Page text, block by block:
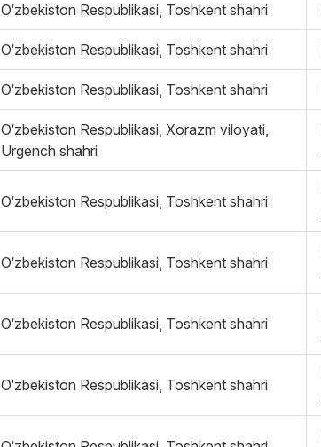
O‘zbekiston Respublikasi, Toshkent shahri
O‘zbekiston Respublikasi, Toshkent shahri
O‘zbekiston Respublikasi, Toshkent shahri
O‘zbekiston Respublikasi, Xorazm viloyati,
Urgench shahri
O‘zbekiston Respublikasi, Toshkent shahri
O‘zbekiston Respublikasi, Toshkent shahri
O‘zbekiston Respublikasi, Toshkent shahri
O‘zbekiston Respublikasi, Toshkent shahri